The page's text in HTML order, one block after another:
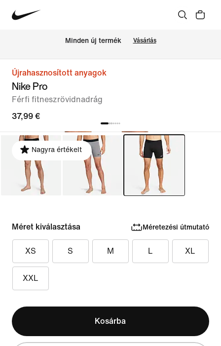
Minden új termék Vásárlás
Újrahasznosított anyagok
Nike Pro
Férfi fitneszrövidnadrág
37,99 €
Nagyra értékelt
Méret kiválasztása Méretezési útmutató
XS S M L XL
XXL
Kosárba